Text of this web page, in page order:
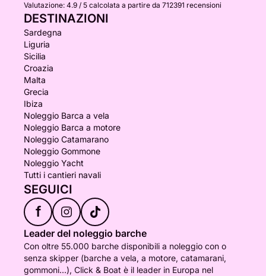
Valutazione: 4.9 / 5 calcolata a partire da 712391 recensioni
DESTINAZIONI
Sardegna
Liguria
Sicilia
Croazia
Malta
Grecia
Ibiza
Noleggio Barca a vela
Noleggio Barca a motore
Noleggio Catamarano
Noleggio Gommone
Noleggio Yacht
Tutti i cantieri navali
SEGUICI
f
Leader del noleggio barche
Con oltre 55.000 barche disponibili a noleggio con o
senza skipper (barche a vela, a motore, catamarani,
gommoni...), Click & Boat è il leader in Europa nel